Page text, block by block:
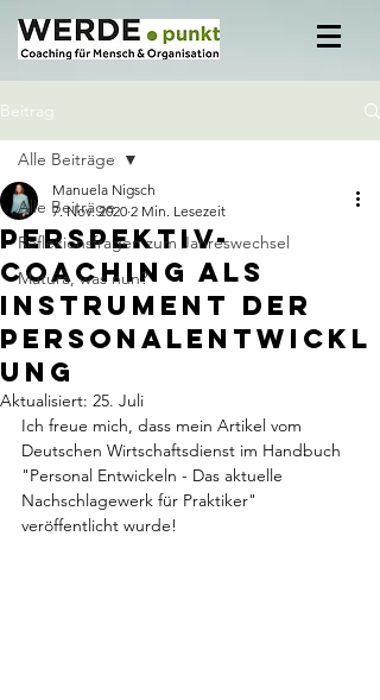
Beitrag
Alle Beiträge
Reflexionsfragen zum Jahreswechsel
Matura, was nun?
Alle Beiträge
Perspektiv-
Coaching als
Instrument der
Personalentwickl
ung
Manuela Nigsch
7. Nov. 2020 2 Min. Lesezeit
Aktualisiert: 25. Juli
Ich freue mich, dass mein Artikel vom
Deutschen Wirtschaftsdienst im Handbuch
"Personal Entwickeln - Das aktuelle
Nachschlagewerk für Praktiker"
veröffentlicht wurde!